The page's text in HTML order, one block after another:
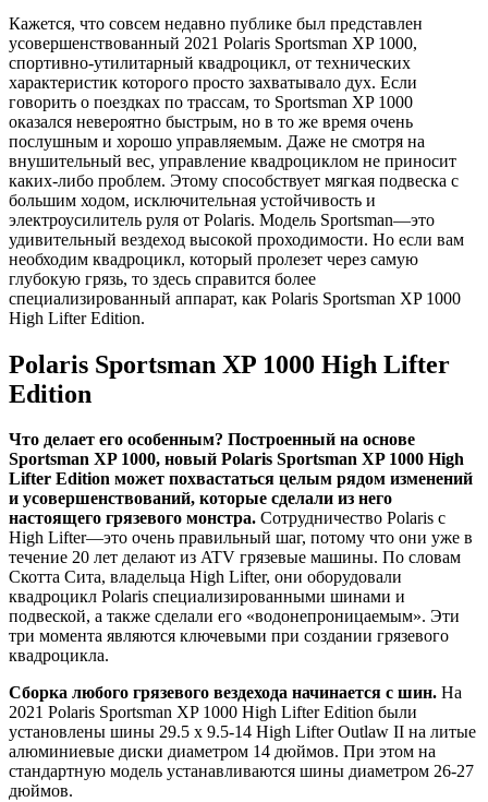
Кажется, что совсем недавно публике был представлен
усовершенствованный 2021 Polaris Sportsman XP 1000,
спортивно-утилитарный квадроцикл, от технических
характеристик которого просто захватывало дух. Если
говорить о поездках по трассам, то Sportsman XP 1000
оказался невероятно быстрым, но в то же время очень
послушным и хорошо управляемым. Даже не смотря на
внушительный вес, управление квадроциклом не приносит
каких-либо проблем. Этому способствует мягкая подвеска с
большим ходом, исключительная устойчивость и
электроусилитель руля от Polaris. Модель Sportsman—это
удивительный вездеход высокой проходимости. Но если вам
необходим квадроцикл, который пролезет через самую
глубокую грязь, то здесь справится более
специализированный аппарат, как Polaris Sportsman XP 1000
High Lifter Edition.
Polaris Sportsman XP 1000 High Lifter
Edition
Что делает его особенным? Построенный на основе
Sportsman XP 1000, новый Polaris Sportsman XP 1000 High
Lifter Edition может похвастаться целым рядом изменений
и усовершенствований, которые сделали из него
настоящего грязевого монстра. Сотрудничество Polaris с
High Lifter—это очень правильный шаг, потому что они уже в
течение 20 лет делают из ATV грязевые машины. По словам
Скотта Сита, владельца High Lifter, они оборудовали
квадроцикл Polaris специализированными шинами и
подвеской, а также сделали его «водонепроницаемым». Эти
три момента являются ключевыми при создании грязевого
квадроцикла.
Сборка любого грязевого вездехода начинается с шин. На
2021 Polaris Sportsman XP 1000 High Lifter Edition были
установлены шины 29.5 x 9.5-14 High Lifter Outlaw II на литые
алюминиевые диски диаметром 14 дюймов. При этом на
стандартную модель устанавливаются шины диаметром 26-27
дюймов.